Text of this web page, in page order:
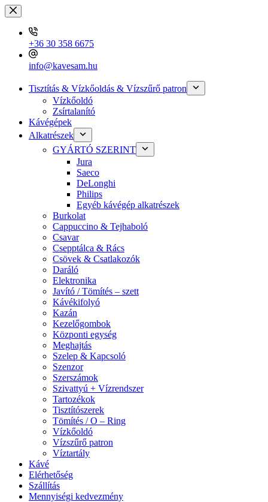
Skip
to
content
+36 30 358 6675
info@kavesam.hu
Tisztítás & Vízkőoldás & Vízszűrő patron
Vízkőoldó
Zsírtalanító
Kávégépek
Alkatrészek
GYÁRTÓ SZERINT
Jura
Saeco
DeLonghi
Philips
Egyéb kávégép alkatrészek
Burkolat
Cappuccino & Tejhaboló
Csavar
Csepptálca & Rács
Csövek & Csatlakozók
Daráló
Elektronika
Javító / Tömítés – szett
Kávékifolyó
Kazán
Kezelőgombok
Központi egység
Meghajtás
Szelep & Kapcsoló
Szenzor
Szerszámok
Szivattyú + Vízrendszer
Tartozékok
Tisztítószerek
Tömítés / O – Ring
Vízkőoldó
Vízszűrő patron
Víztartály
Kávé
Elérhetőség
Szállítás
Mennyiségi kedvezmény